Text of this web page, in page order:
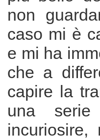
non
caso mi è
e mi ha
che a
capire la
una